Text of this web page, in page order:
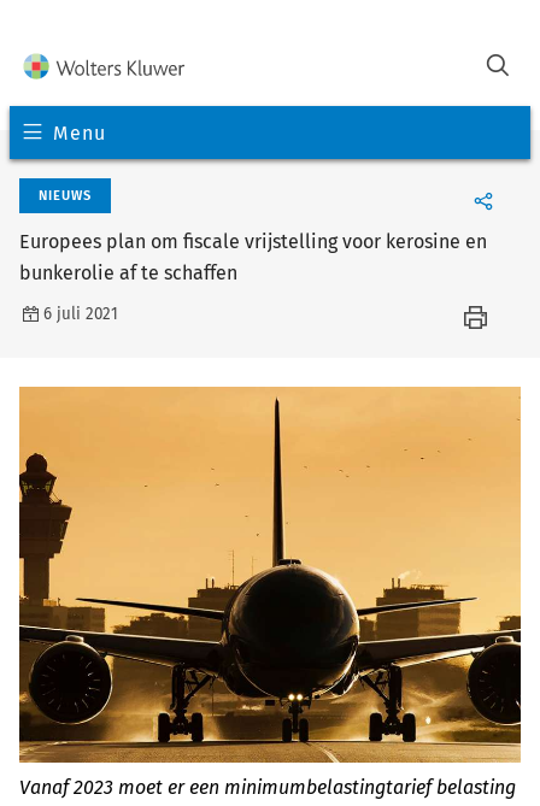
Menu
NIEUWS
Europees plan om fiscale vrijstelling voor kerosine en
bunkerolie af te schaffen
6 juli 2021
Vanaf 2023 moet er een minimumbelastingtarief belasting